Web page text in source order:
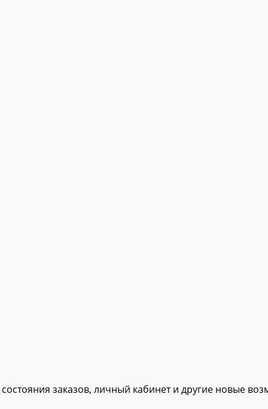
заказов, личный кабинет и другие новые